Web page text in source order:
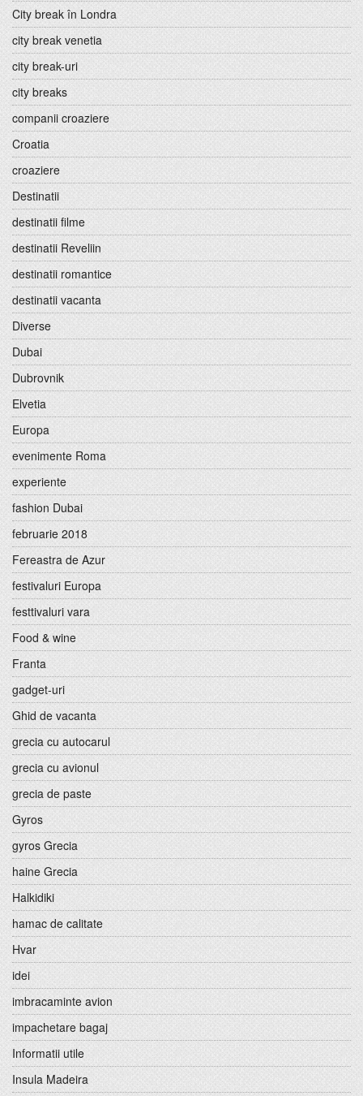
City break în Londra
city break venetia
city break-uri
city breaks
companii croaziere
Croatia
croaziere
Destinatii
destinatii filme
destinatii Reveliin
destinatii romantice
destinatii vacanta
Diverse
Dubai
Dubrovnik
Elvetia
Europa
evenimente Roma
experiente
fashion Dubai
februarie 2018
Fereastra de Azur
festivaluri Europa
festtivaluri vara
Food & wine
Franta
gadget-uri
Ghid de vacanta
grecia cu autocarul
grecia cu avionul
grecia de paste
Gyros
gyros Grecia
haine Grecia
Halkidiki
hamac de calitate
Hvar
idei
imbracaminte avion
impachetare bagaj
Informatii utile
Insula Madeira